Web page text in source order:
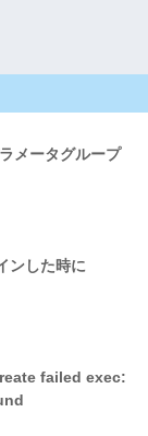
メータグループ
ンした時に
failed exec: